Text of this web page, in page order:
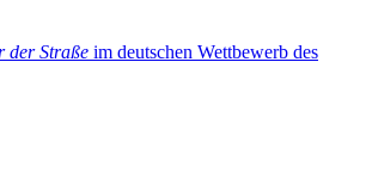
der Straße im deutschen Wettbewerb des